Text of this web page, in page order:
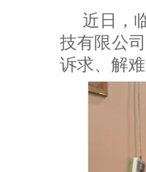
近日，
技有限公
诉求、解